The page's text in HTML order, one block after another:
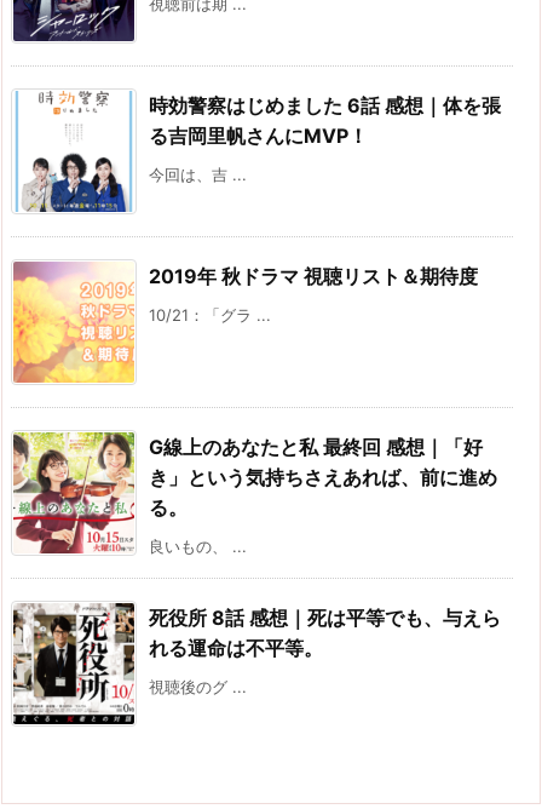
時効警察はじめました 6話 感想｜体を張
る吉岡里帆さんにMVP！
今回は、吉 ...
2019年 秋ドラマ 視聴リスト＆期待度
10/21：「グラ ...
G線上のあなたと私 最終回 感想｜「好
き」という気持ちさえあれば、前に進め
る。
良いもの、 ...
死役所 8話 感想｜死は平等でも、与えら
れる運命は不平等。
視聴後のグ ...